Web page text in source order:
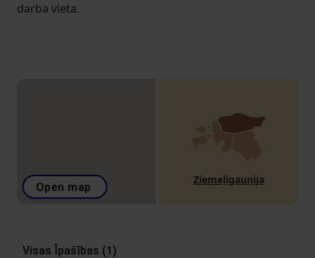
darba vieta.
Open map
Ziemeļigaunija
Visas Īpašības (1)